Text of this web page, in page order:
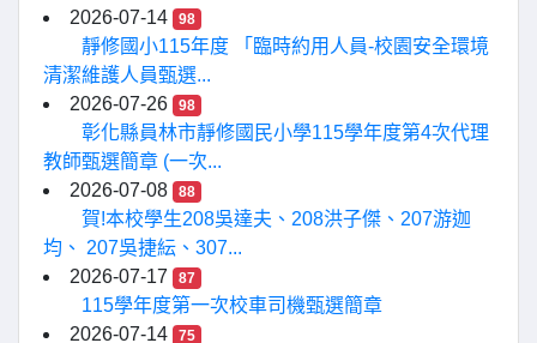
2026-07-14 98
靜修國小115年度 「臨時約用人員-校園安全環境
清潔維護人員甄選...
2026-07-26
98
彰化縣員林市靜修國民小學115學年度第4次代理
教師甄選簡章 (一次...
2026-07-08
88
賀!本校學生208吳達夫、208洪子傑、207游迦
均、 207吳捷紜、307...
2026-07-17
87
115學年度第一次校車司機甄選簡章
2026-07-14
75